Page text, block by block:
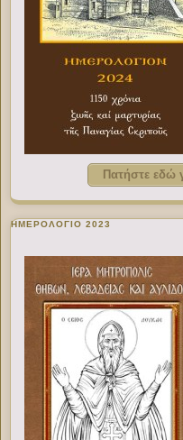
Πατήστε εδώ
ΗΜΕΡΟΛΟΓΙΟ 2023